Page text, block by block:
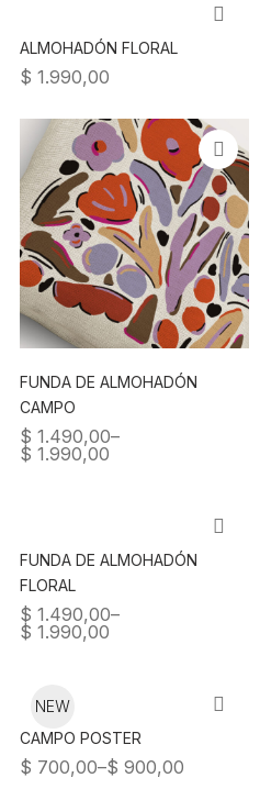
ALMOHADÓN FLORAL
$ 1.990,00
FUNDA DE ALMOHADÓN
CAMPO
$ 1.490,00–
$ 1.990,00
FUNDA DE ALMOHADÓN
FLORAL
$ 1.490,00–
$ 1.990,00
NEW
CAMPO POSTER
$ 700,00–$ 900,00